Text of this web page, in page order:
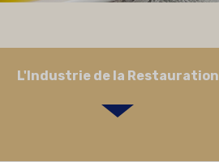
L'Industrie de la Restauration